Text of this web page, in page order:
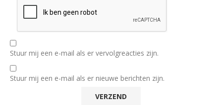
Stuur mij een e-mail als er vervolgreacties zijn.
Stuur mij een e-mail als er nieuwe berichten zijn.